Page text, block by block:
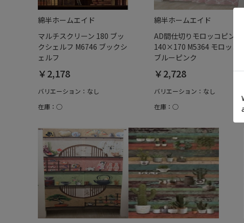
綿半ホームエイド
マルチスクリーン 180 ブッ
クシェルフ M6746 ブックシ
ェルフ
￥2,178
バリエーション：なし
在庫：○
綿半ホームエイド
AD間仕切りモロッコピンク
140×170 M5364 モロッコ
ブルーピンク
￥2,728
バリエーション：なし
在庫：○